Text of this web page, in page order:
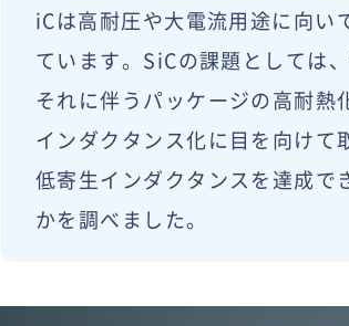
iCは高耐圧や大電流用途に向い
ています。SiCの課題としては
それに伴うパッケージの高耐熱
インダクタンス化に目を向けて
低寄生インダクタンスを達成で
かを調べました。